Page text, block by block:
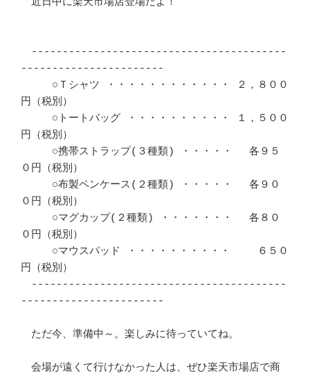
近日中に楽天市場店登場だよ！
-----------------------------------------
-----------------------
○Ｔシャツ ・・・・・・・・・・・・ ２，８００
円（税別）
○トートバッグ ・・・・・・・・・・ １，５００
円（税別）
○携帯ストラップ(３種類) ・・・・・　 各９５
０円（税別）
○布製ペンケース(２種類) ・・・・・　 各９０
０円（税別）
○マグカップ(２種類) ・・・・・・・　 各８０
０円（税別）
○マウスパッド ・・・・・・・・・・　　 ６５０
円（税別）
-----------------------------------------
-----------------------
ただ今、準備中～。楽しみに待っていてね。
会場が遠くて行けなかった人は、ぜひ楽天市場店で商